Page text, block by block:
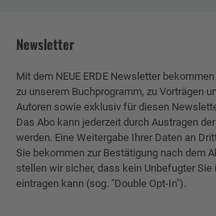
Newsletter
Mit dem NEUE ERDE Newsletter
zu unserem Buchprogramm, zu Vorträgen
Autoren sowie exklusiv für diesen
Das Abo kann jederzeit durch Austragen
werden. Eine Weitergabe Ihrer Daten an
Sie bekommen zur Bestätigung nach dem
stellen wir sicher, dass kein Unbefugter
eintragen kann (sog. "Double Opt-In").